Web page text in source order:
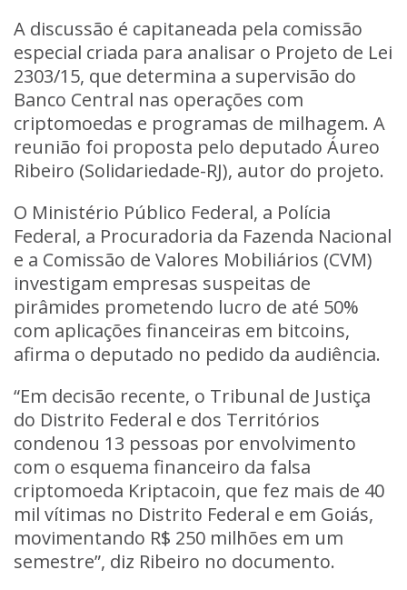
A discussão é capitaneada pela comissão
especial criada para analisar o Projeto de Lei
2303/15, que determina a supervisão do
Banco Central nas operações com
criptomoedas e programas de milhagem. A
reunião foi proposta pelo deputado Áureo
Ribeiro (Solidariedade-RJ), autor do projeto.
O Ministério Público Federal, a Polícia
Federal, a Procuradoria da Fazenda Nacional
e a Comissão de Valores Mobiliários (CVM)
investigam empresas suspeitas de
pirâmides prometendo lucro de até 50%
com aplicações financeiras em bitcoins,
afirma o deputado no pedido da audiência.
“Em decisão recente, o Tribunal de Justiça
do Distrito Federal e dos Territórios
condenou 13 pessoas por envolvimento
com o esquema financeiro da falsa
criptomoeda Kriptacoin, que fez mais de 40
mil vítimas no Distrito Federal e em Goiás,
movimentando R$ 250 milhões em um
semestre”, diz Ribeiro no documento.